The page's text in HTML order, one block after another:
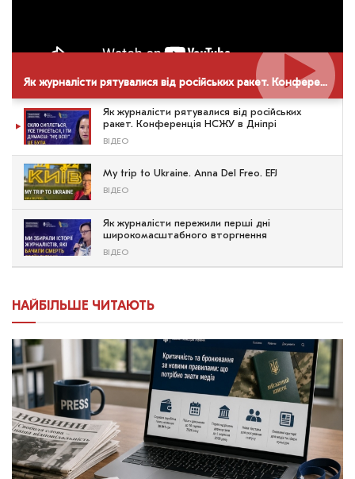
Як журналісти рятувалися від російських ракет. Конференція НСЖУ в Дніпрі
Як журналісти рятувалися від російських
ракет. Конференція НСЖУ в Дніпрі
ВІДЕО
My trip to Ukraine. Anna Del Freo. EFJ
ВІДЕО
Як журналісти пережили перші дні
широкомасштабного вторгнення
ВІДЕО
НАЙБІЛЬШЕ ЧИТАЮТЬ